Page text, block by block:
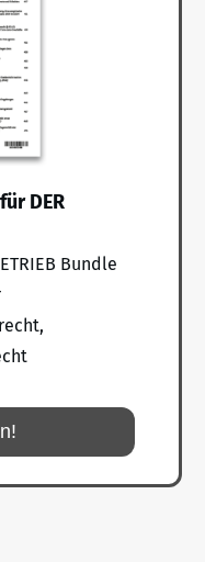
DER
Bundle